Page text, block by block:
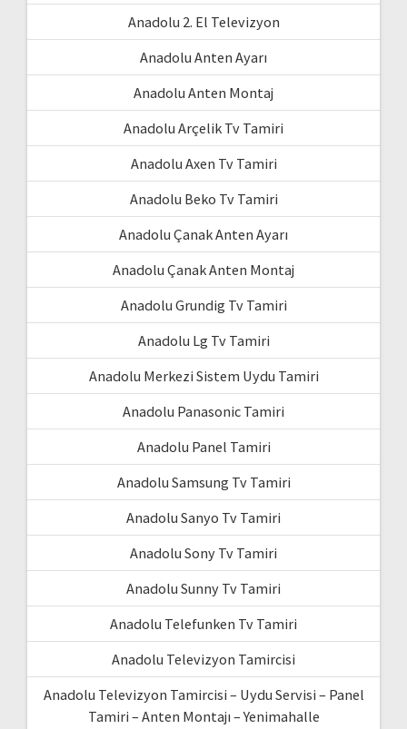
Anadolu 2. El Televizyon
Anadolu Anten Ayarı
Anadolu Anten Montaj
Anadolu Arçelik Tv Tamiri
Anadolu Axen Tv Tamiri
Anadolu Beko Tv Tamiri
Anadolu Çanak Anten Ayarı
Anadolu Çanak Anten Montaj
Anadolu Grundig Tv Tamiri
Anadolu Lg Tv Tamiri
Anadolu Merkezi Sistem Uydu Tamiri
Anadolu Panasonic Tamiri
Anadolu Panel Tamiri
Anadolu Samsung Tv Tamiri
Anadolu Sanyo Tv Tamiri
Anadolu Sony Tv Tamiri
Anadolu Sunny Tv Tamiri
Anadolu Telefunken Tv Tamiri
Anadolu Televizyon Tamircisi
Anadolu Televizyon Tamircisi – Uydu Servisi – Panel
Tamiri – Anten Montajı – Yenimahalle